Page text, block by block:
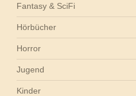
Fantasy & SciFi
Hörbücher
Horror
Jugend
Kinder